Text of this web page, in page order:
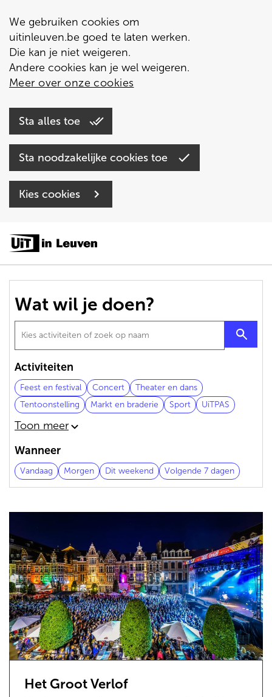
We gebruiken cookies om
uitinleuven.be goed te laten werken.
Die kan je niet weigeren.
Andere cookies kan je wel weigeren.
Meer over onze cookies
Sta alles toe
Sta noodzakelijke cookies toe
Kies cookies
en
gaan
Wat wil je doen?
Activiteiten
Feest en festival Concert
Theater en dans
Tentoonstelling
Markt en braderie Sport UiTPAS
Toon meer
Wanneer
Vandaag Morgen Dit weekend Volgende 7 dagen
Het Groot Verlof